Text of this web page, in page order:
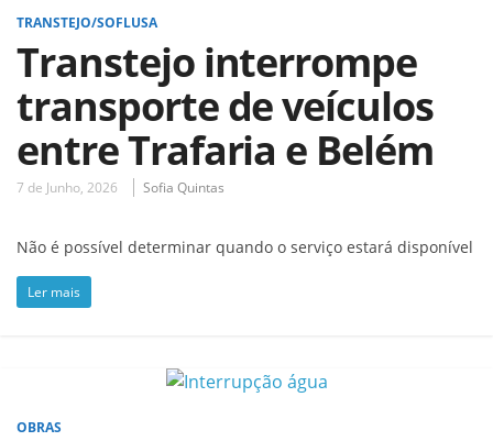
TRANSTEJO/SOFLUSA
Transtejo interrompe
transporte de veículos
entre Trafaria e Belém
7 de Junho, 2026 Sofia Quintas
Não é possível determinar quando o serviço estará disponível
Ler mais
OBRAS